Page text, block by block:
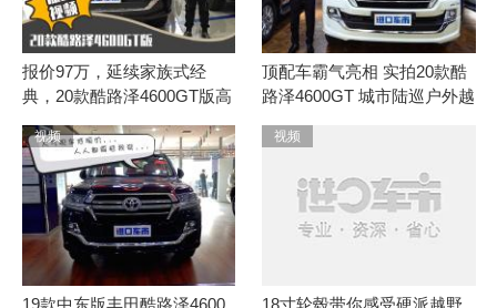
参考价：99万-102.8万 获取底价
20款 4.6L GX-R GT 八气 丝绒 遥启
参考价：101.5万-104.5万
20款 4.6L GX-R GT 八气 真皮 遥启
参考价：102万-103万 获取底价
20款 4.6L GX-R GT 八气 丝绒 无遥启
报价97万，延续家族式经
典，20款酷路泽4600GT版高
顶配车霸气亮相 实拍20款酷
路泽4600GT 城市陆巡户外越
视频
19款中东版丰田酷路泽4600
视频
18寸轮毂带你感受硬派越野